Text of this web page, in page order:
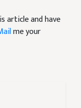
article and have
me your